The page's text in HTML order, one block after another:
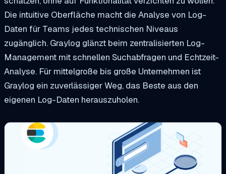
Die intuitive Oberfläche macht die Analyse von Log-
Daten für Teams jedes technischen Niveaus
zugänglich. Graylog glänzt beim zentralisierten Log-
Management mit schnellen Suchabfragen und Echtzeit-
Analyse. Für mittelgroße bis große Unternehmen ist
Graylog ein zuverlässiger Weg, das Beste aus den
eigenen Log-Daten herauszuholen.